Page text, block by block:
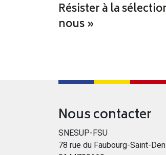
Résister à la
nous »
Nous contacter
SNESUP-FSU
78 rue du Faubourg-Saint-